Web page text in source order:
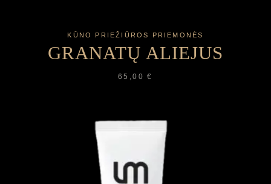
KŪNO PRIEŽIŪROS PRIEMONĖS
GRANATŲ ALIEJUS
65,00€